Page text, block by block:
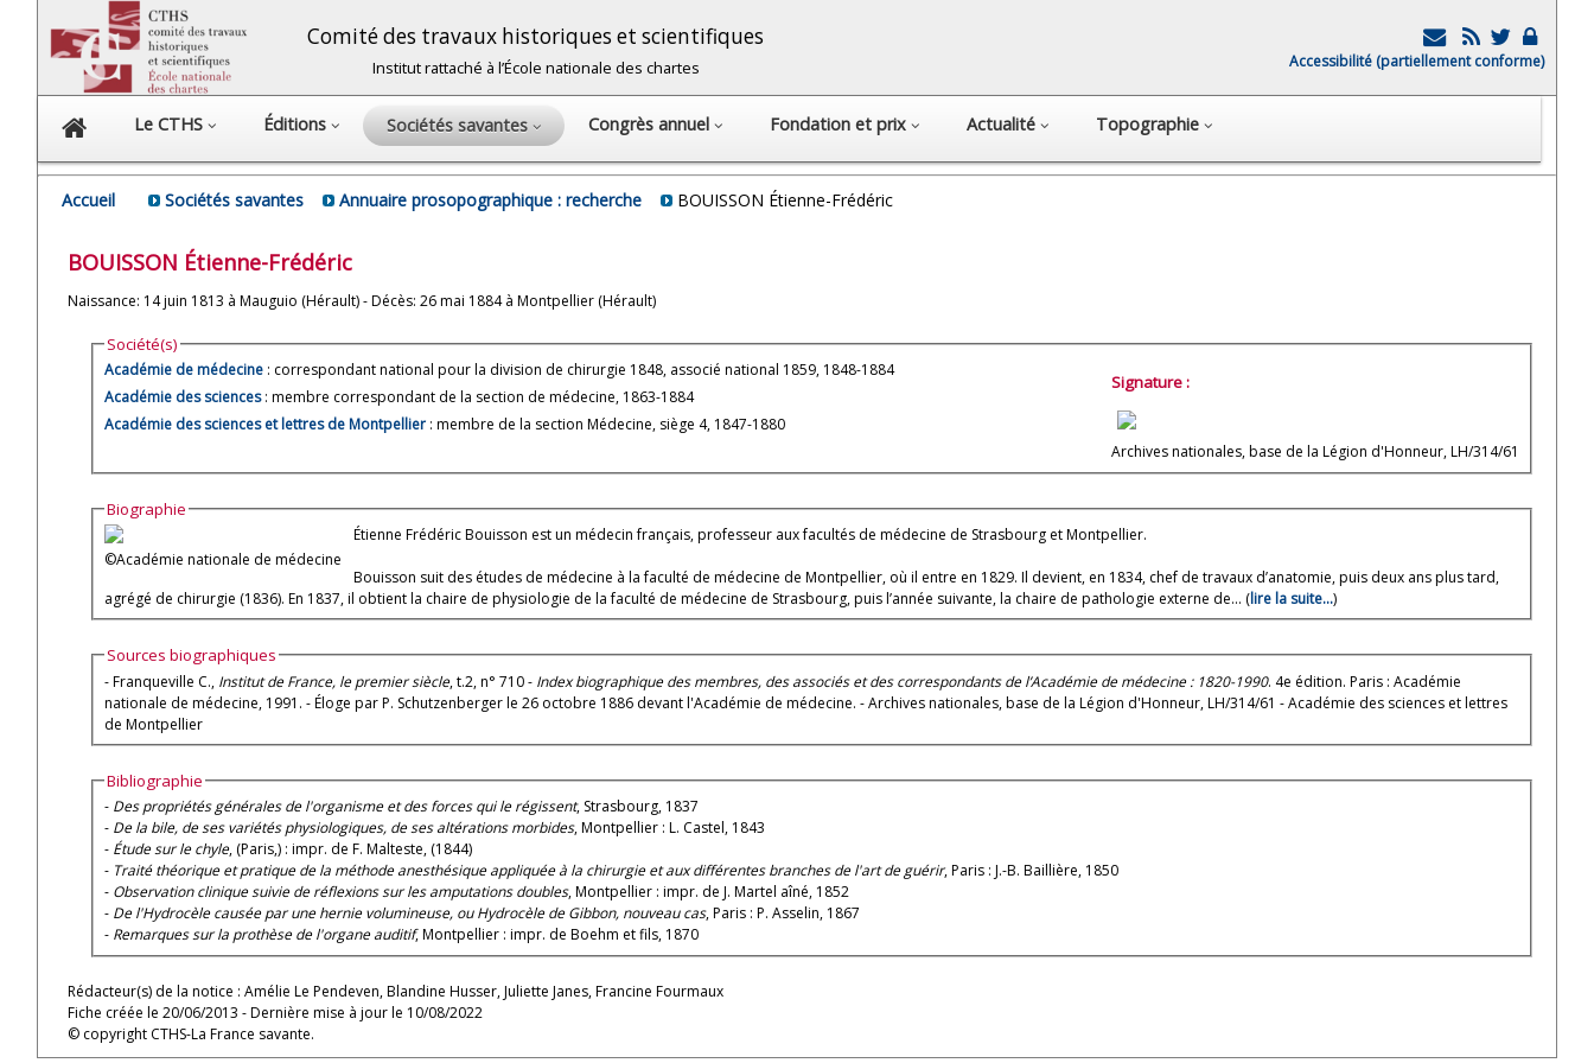
Comité des travaux historiques et scientifiques
Institut rattaché à l’École nationale des chartes Accessibilité (partiellement conforme)
Le CTHS Éditions Sociétés savantes Congrès annuel Fondation et prix Actualité Topographie
Accueil Sociétés savantes Annuaire prosopographique : recherche BOUISSON Étienne-Frédéric
BOUISSON Étienne-Frédéric
Naissance: 14 juin 1813 à Mauguio (Hérault) - Décès: 26 mai 1884 à Montpellier (Hérault)
Société(s)
Académie de médecine : correspondant national pour la division de chirurgie 1848, associé national 1859, 1848-1884
Académie des sciences: membre correspondant de la section de médecine, 1863-1884
Académie des sciences et lettres de Montpellier : membre de la section Médecine, siège 4, 1847-1880
Signature :
Archives nationales, base de la Légion d'Honneur, LH/314/61
Biographie
©Académie nationale de médecine
Étienne Frédéric Bouisson est un médecin français, professeur aux facultés de médecine de Strasbourg et Montpellier.
Bouisson suit des études de médecine à la faculté de médecine de Montpellier, où il entre en 1829. Il devient, en 1834, chef de travaux d’anatomie, puis deux ans plus tard,
agrégé de chirurgie (1836). En 1837, il obtient la chaire de physiologie de la faculté de médecine de Strasbourg, puis l’année suivante, la chaire de pathologie externe de... (lire la suite...)
Sources biographiques
- Franqueville C., Institut de France, le premier siècle, t.2, n° 710 - Index biographique des membres, des associés et des correspondants de l’Académie de médecine : 1820-1990. 4e édition. Paris : Académie
nationale de médecine, 1991. - Éloge par P. Schutzenberger le 26 octobre 1886 devant l'Académie de médecine. - Archives nationales, base de la Légion d'Honneur, LH/314/61 - Académie des sciences et lettres
de Montpellier
Bibliographie
- Des propriétés générales de l'organisme et des forces qui le régissent, Strasbourg, 1837
- De la bile, de ses variétés physiologiques, de ses altérations morbides, Montpellier : L. Castel, 1843
- Étude sur le chyle, (Paris,) : impr. de F. Malteste, (1844)
- Traité théorique et pratique de la méthode anesthésique appliquée à la chirurgie et aux différentes branches de l'art de guérir, Paris : J.-B. Baillière, 1850
- Observation clinique suivie de réflexions sur les amputations doubles, Montpellier : impr. de J. Martel aîné, 1852
- De l'Hydrocèle causée par une hernie volumineuse, ou Hydrocèle de Gibbon, nouveau cas, Paris : P. Asselin, 1867
- Remarques sur la prothèse de l'organe auditif, Montpellier : impr. de Boehm et fils, 1870
Rédacteur(s) de la notice : Amélie Le Pendeven, Blandine Husser, Juliette Janes, Francine Fourmaux
Fiche créée le 20/06/2013 - Dernière mise à jour le 10/08/2022
© copyright CTHS-La France savante.